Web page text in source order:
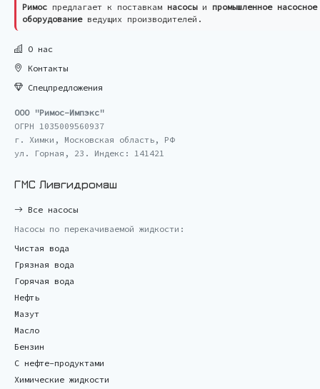
Римос предлагает к поставкам насосыи промышленное насосное
оборудованиеведущих производителей.
О нас
Контакты
Спецпредложения
ООО "Римос-Импэкс"
ОГРН 1035009560937
г. Химки, Московская область, РФ
ул. Горная, 23. Индекс: 141421
ГМС Ливгидромаш
Все насосы
Насосы по перекачиваемой жидкости:
Чистая вода
Грязная вода
Горячая вода
Нефть
Мазут
Масло
Бензин
С нефте-продуктами
Химические жидкости